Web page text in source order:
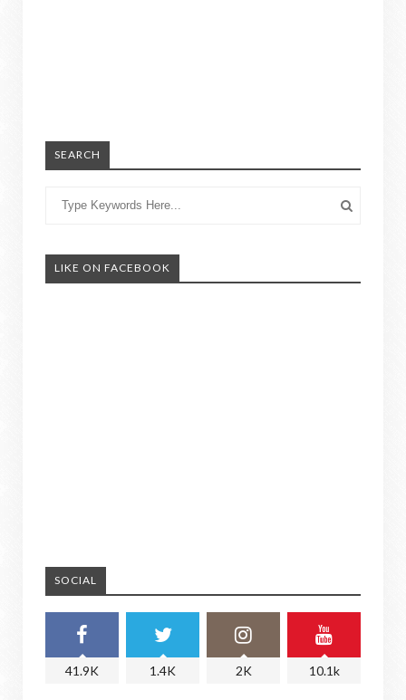
SEARCH
LIKE ON FACEBOOK
SOCIAL
41.9K 1.4K 2K 10.1k